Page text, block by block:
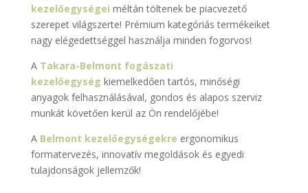
kezelőegységei méltán töltenek be piacvezető
szerepet világszerte! Prémium kategóriás termékeiket
nagy elégedettséggel használja minden fogorvos!
A Takara-Belmont fogászati
kezelőegység kiemelkedően tartós, minőségi
anyagok felhasználásával, gondos és alapos szerviz
munkát követően kerül az Ön rendelőjébe!
A Belmont kezelőegységekre ergonomikus
formatervezés, innovatív megoldások és egyedi
tulajdonságok jellemzők!